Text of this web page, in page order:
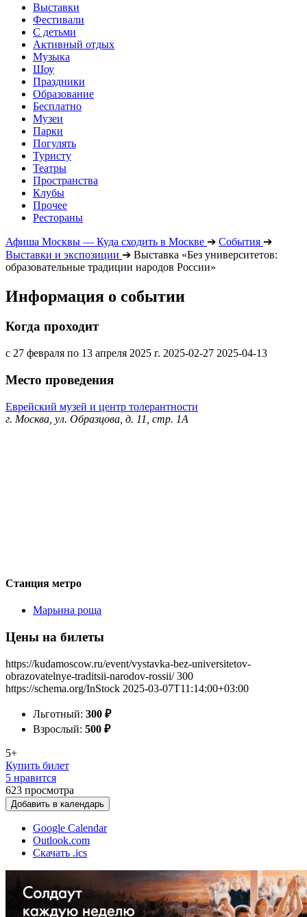
Выставки
Фестивали
С детьми
Активный отдых
Музыка
Шоу
Праздники
Образование
Бесплатно
Музеи
Парки
Погулять
Туристу
Театры
Пространства
Клубы
Прочее
Рестораны
Афиша Москвы — Куда сходить в Москве ➔ События ➔
Выставки и экспозиции ➔ Выставка «Без университетов:
образовательные традиции народов России»
Информация о событии
Когда проходит
с 27 февраля по 13 апреля 2025 г. 2025-02-27 2025-04-13
Место проведения
Еврейский музей и центр толерантности
г. Москва, ул. Образцова, д. 11, стр. 1А
Станция метро
Марьина роща
Цены на билеты
https://kudamoscow.ru/event/vystavka-bez-universitetov-
obrazovatelnye-traditsii-narodov-rossii/ 300
https://schema.org/InStock 2025-03-07T11:14:00+03:00
Льготный: 300 ₽
Взрослый: 500 ₽
5+
Купить билет
5 нравится
623 просмотра
Добавить в календарь
Google Calendar
Outlook.com
Скачать .ics